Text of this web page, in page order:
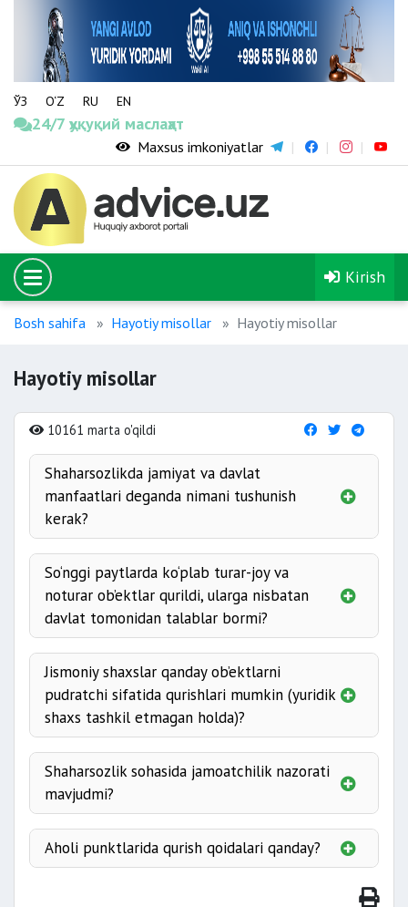
ЎЗ O‘Z RU EN
24/7 ҳуқуқий маслаҳат
Maxsus imkoniyatlar
Kirish
Bosh sahifa Hayotiy misollar Hayotiy misollar
Hayotiy misollar
10161 marta o'qildi
Shaharsozlikda jamiyat va davlat
manfaatlari deganda nimani tushunish
kerak?
So‘nggi paytlarda ko‘plab turar-joy va
noturar ob’ektlar qurildi, ularga nisbatan
davlat tomonidan talablar bormi?
talablar
Jismoniy shaxslar qanday ob’ektlarni
pudratchi sifatida qurishlari mumkin (yuridik
shaxs tashkil etmagan holda)?
Jismoniy shaxslar
pudratchilar sifatida
Shaharsozlik sohasida jamoatchilik nazorati
mavjudmi?
Aholi punktlarida qurish qoidalari qanday?